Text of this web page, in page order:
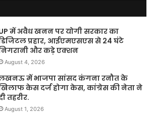
में अवैध खनन पर योगी सरकार का
प्रहार, आईएमएसएस से 24 घंटे
और कड़े एक्शन
August 4, 2026
में भाजपा सांसद कंगना रनौत के
केस दर्ज होगा केस, कांग्रेस की नेता ने
तहरीर.
August 1, 2026